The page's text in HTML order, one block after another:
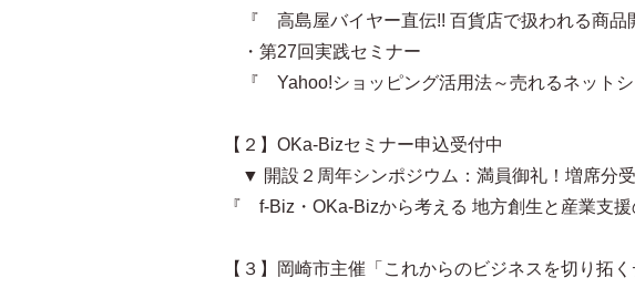
『 高島屋バイヤー直伝!! 百貨店で扱われる商品
・第27回実践セミナー
『 Yahoo!ショッピング活用法～売れるネット
【２】OKa-Bizセミナー申込受付中
▼ 開設２周年シンポジウム：満員御礼！増席分
『 f-Biz・OKa-Bizから考える 地方創生と産業支
【３】岡崎市主催「これからのビジネスを切り拓く